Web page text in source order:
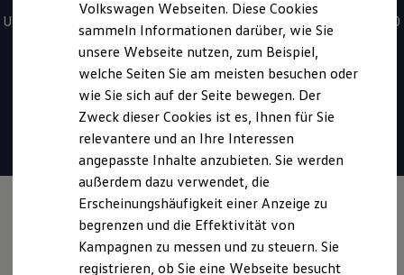
VW Connect für andere Modelle
Connect Pro
Fleet Interface Data
Multistop Pathfinder
Übersicht Software Updates
Digitales Bordbuch
Fahrerassistenz- und Sicherheitssysteme
Kontrollleuchten
Batterieverordnung
XTL-Dieselkraftstoff
Ersatzteile und Betriebsflüssigkeiten
Original Zubehör und Lifestyle Produkte
myVolkswagen
myVolkswagen Business
Elektrisch & Autonom
Unsere kostenfreien Servicezeiten für Sie sind täglich von 08:00
- 20:00 Uhr.
* Für Anrufer sind Gespräche unter 0800-Rufnummern stets
kostenlos. Alle anfallenden Gebühren trägt Volkswagen
Mail verfassen
Volkswagen Webseiten. Diese Cookies
sammeln Informationen darüber, wie Sie
unsere Webseite nutzen, zum Beispiel,
welche Seiten Sie am meisten besuchen oder
wie Sie sich auf der Seite bewegen. Der
Zweck dieser Cookies ist es, Ihnen für Sie
relevantere und an Ihre Interessen
angepasste Inhalte anzubieten. Sie werden
außerdem dazu verwendet, die
Erscheinungshäufigkeit einer Anzeige zu
begrenzen und die Effektivität von
Kampagnen zu messen und zu steuern. Sie
registrieren, ob Sie eine Webseite besucht